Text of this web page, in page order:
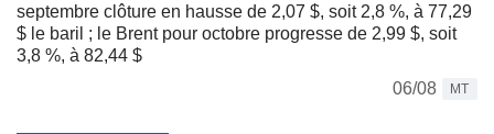
septembre clôture en hausse de 2,07 $, soit 2,8 %, à 77,29
$ le baril ; le Brent pour octobre progresse de 2,99 $, soit
3,8 %, à 82,44 $
06/08
MT